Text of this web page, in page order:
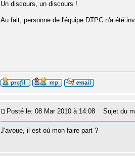
Un discours, un discours !
Au fait, personne de l'équipe DTPC n'a été
Posté le: 08 Mar 2010 à 14:08 Sujet du
J'avoue, il est où mon faire part ?